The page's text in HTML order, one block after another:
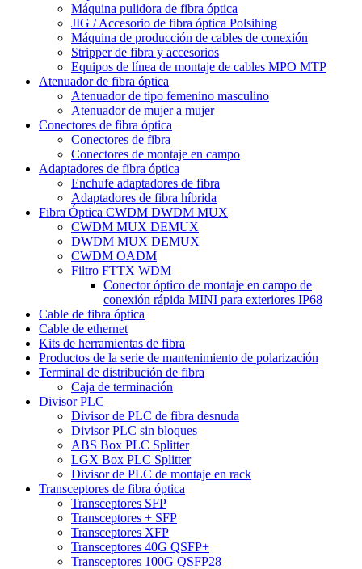
Máquina pulidora de fibra óptica
JIG / Accesorio de fibra óptica Polsihing
Máquina de producción de cables de conexión
Stripper de fibra y accesorios
Equipos de línea de montaje de cables MPO MTP
Atenuador de fibra óptica
Atenuador de tipo femenino masculino
Atenuador de mujer a mujer
Conectores de fibra óptica
Conectores de fibra
Conectores de montaje en campo
Adaptadores de fibra óptica
Enchufe adaptadores de fibra
Adaptadores de fibra híbrida
Fibra Óptica CWDM DWDM MUX
CWDM MUX DEMUX
DWDM MUX DEMUX
CWDM OADM
Filtro FTTX WDM
Conector óptico de montaje en campo de
conexión rápida MINI para exteriores IP68
Cable de fibra óptica
Cable de ethernet
Kits de herramientas de fibra
Productos de la serie de mantenimiento de polarización
Terminal de distribución de fibra
Caja de terminación
Divisor PLC
Divisor de PLC de fibra desnuda
Divisor PLC sin bloques
ABS Box PLC Splitter
LGX Box PLC Splitter
Divisor de PLC de montaje en rack
Transceptores de fibra óptica
Transceptores SFP
Transceptores + SFP
Transceptores XFP
Transceptores 40G QSFP+
Transceptores 100G QSFP28